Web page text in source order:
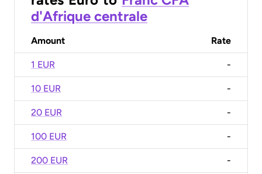
d'Afrique centrale
Amount Rate
1 EUR -
10 EUR -
20 EUR -
100 EUR -
200 EUR -